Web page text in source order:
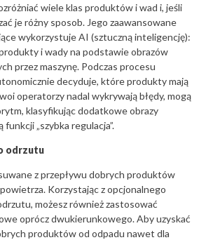
wiele klas produktów i wad i, jeśli
je różny sposob. Jego zaawansowane
wykorzystuje AI (sztuczną inteligencję):
i wady na podstawie obrazów
przez maszynę. Podczas procesu
decyduje, które produkty mają
operatorzy nadal wykrywają błędy, mogą
klasyfikując dodatkowe obrazy
„szybka regulacja”.
odrzutu
z przepływu dobrych produktów
Korzystając z opcjonalnego
możesz również zastosować
oprócz dwukierunkowego. Aby uzyskać
produktów od odpadu nawet dla